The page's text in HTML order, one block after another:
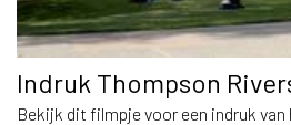
Indruk Thompson
Bekijk dit filmpje voor een indruk